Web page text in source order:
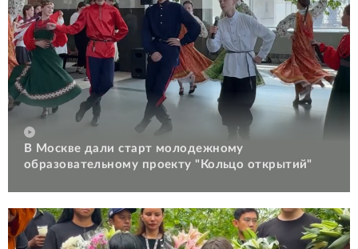
В Москве дали старт молодежному
образовательному проекту "Кольцо открытий"